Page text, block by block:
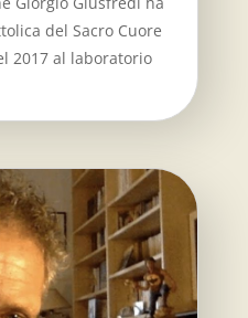
del Sacro Cuore
2017 al laboratorio